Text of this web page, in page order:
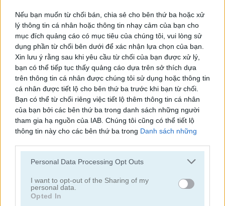
Nếu bạn muốn từ chối bán, chia sẻ cho bên thứ ba hoặc xử
lý thông tin cá nhân hoặc thông tin nhạy cảm của bạn cho
mục đích quảng cáo có mục tiêu của chúng tôi, vui lòng sử
dụng phần từ chối bên dưới để xác nhận lựa chọn của bạn.
Xin lưu ý rằng sau khi yêu cầu từ chối của bạn được xử lý,
bạn có thể tiếp tục thấy quảng cáo dựa trên sở thích dựa
trên thông tin cá nhân được chúng tôi sử dụng hoặc thông tin
cá nhân được tiết lộ cho bên thứ ba trước khi bạn từ chối.
Bạn có thể từ chối riêng việc tiết lộ thêm thông tin cá nhân
của bạn bởi các bên thứ ba trong danh sách những người
tham gia hạ nguồn của IAB. Chúng tôi cũng có thể tiết lộ
thông tin này cho các bên thứ ba trong Danh sách những
lộ thêm thông tin này cho các bên thứ ba khác.
services and may gather and store information including but
not limited to your visit or usage behaviour. You may click to
grant or deny consent to Google and its third-party tags to
Personal Data Processing Opt Outs
I want to opt-out of the Sharing of my
personal data.
Opted In
Soccer Bubbles Bubble Gems
Bubble Spirit Bubble Tower 3D